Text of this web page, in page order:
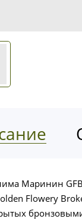
Маринин
Flowery